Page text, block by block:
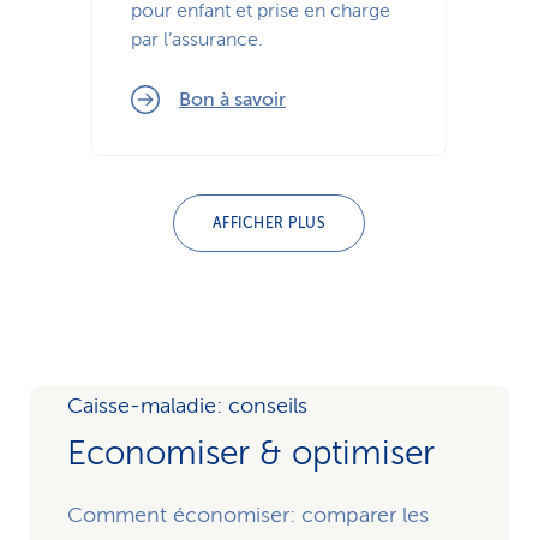
pour enfant et prise en charge
par l’assurance.
Bon à savoir
AFFICHER PLUS
Caisse-maladie: conseils
Economiser & optimiser
Comment économiser: comparer les